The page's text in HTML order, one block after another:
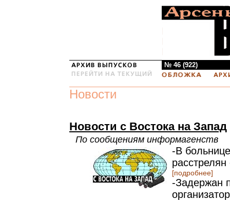
№ 46 (922)
Новости
Новости с Востока на Запад
По сообщениям информагенств
-В
[подробнее]
-Задержан